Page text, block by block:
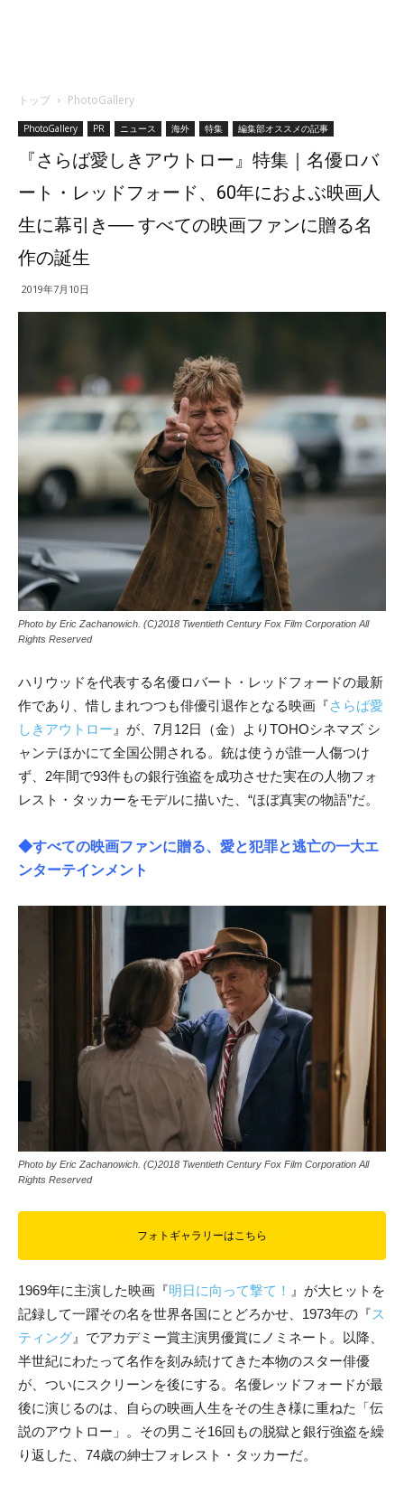
トップ PhotoGallery
PhotoGallery PR ニュース 海外 特集 編集部オススメの記事
『さらば愛しきアウトロー』特集｜名優ロバ
ート・レッドフォード、60年におよぶ映画人
生に幕引き── すべての映画ファンに贈る名
作の誕生
2019年7月10日
Photo by Eric Zachanowich. (C)2018 Twentieth Century Fox Film Corporation All
Rights Reserved
ハリウッドを代表する名優ロバート・レッドフォードの最新
作であり、惜しまれつつも俳優引退作となる映画『さらば愛
しきアウトロー 』が、7月12日（金）よりTOHOシネマズ シ
ャンテほかにて全国公開される。銃は使うが誰一人傷つけ
ず、2年間で93件もの銀行強盗を成功させた実在の人物フォ
レスト・タッカーをモデルに描いた、“ほぼ真実の物語”だ。
◆すべての映画ファンに贈る、愛と犯罪と逃亡の一大エ
ンターテインメント
Photo by Eric Zachanowich. (C)2018 Twentieth Century Fox Film Corporation All
Rights Reserved
フォトギャラリーはこちら
1969年に主演した映画『明日に向って撃て！ 』が大ヒットを
記録して一躍その名を世界各国にとどろかせ、1973年の『ス
ティング 』でアカデミー賞主演男優賞にノミネート。以降、
半世紀にわたって名作を刻み続けてきた本物のスター俳優
が、ついにスクリーンを後にする。名優レッドフォードが最
後に演じるのは、自らの映画人生をその生き様に重ねた「伝
説のアウトロー」。その男こそ16回もの脱獄と銀行強盗を繰
り返した、74歳の紳士フォレスト・タッカーだ。